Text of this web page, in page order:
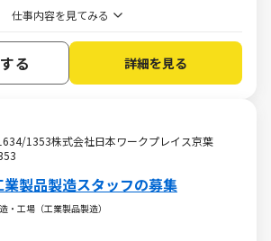
仕事内容を見てみる
る 詳細を見る
1353株式会社日本ワークプレイス京葉
業製品製造スタッフの募集
・工場（工業製品製造）